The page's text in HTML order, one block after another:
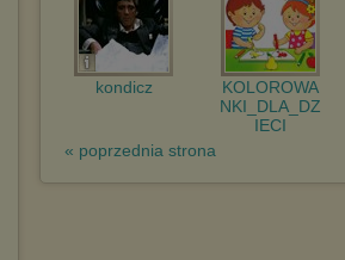
kondicz
KOLOROWA
NKI_DLA_DZ
IECI
« poprzednia strona